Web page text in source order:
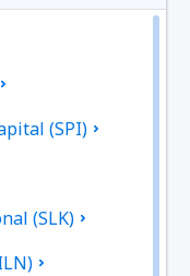
(SPI)
(SLK)